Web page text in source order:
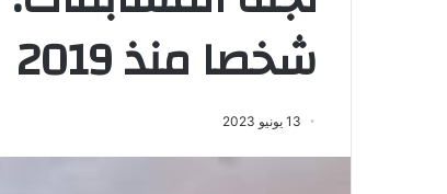
شخصا منذ 2019
13 يونيو 2023